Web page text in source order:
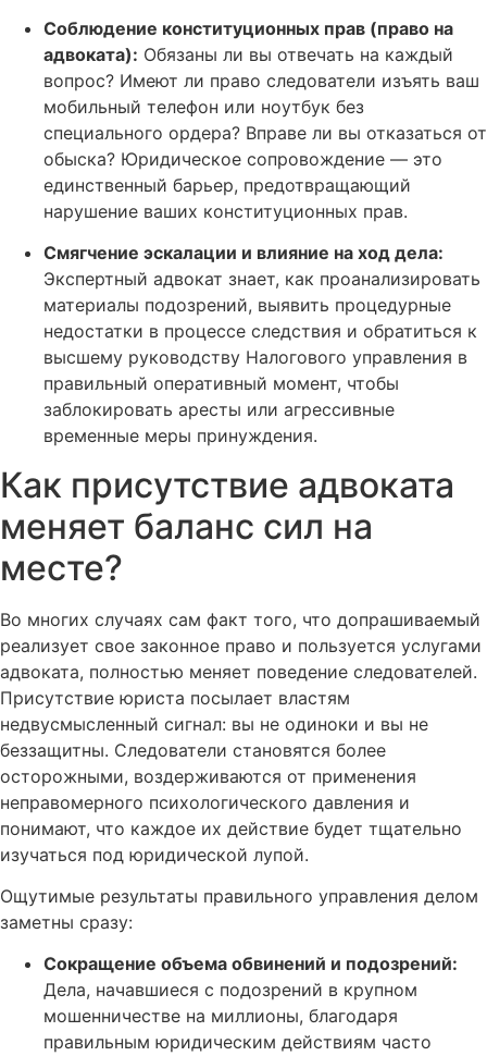
Соблюдение конституционных прав (право на
адвоката): Обязаны ли вы отвечать на каждый
вопрос? Имеют ли право следователи изъять ваш
мобильный телефон или ноутбук без
специального ордера? Вправе ли вы отказаться от
обыска? Юридическое сопровождение — это
единственный барьер, предотвращающий
нарушение ваших конституционных прав.
Смягчение эскалации и влияние на ход дела:
Экспертный адвокат знает, как проанализировать
материалы подозрений, выявить процедурные
недостатки в процессе следствия и обратиться к
высшему руководству Налогового управления в
правильный оперативный момент, чтобы
заблокировать аресты или агрессивные
временные меры принуждения.
Как присутствие адвоката
меняет баланс сил на
месте?
Во многих случаях сам факт того, что допрашиваемый
реализует свое законное право и пользуется услугами
адвоката, полностью меняет поведение следователей.
Присутствие юриста посылает властям
недвусмысленный сигнал: вы не одиноки и вы не
беззащитны. Следователи становятся более
осторожными, воздерживаются от применения
неправомерного психологического давления и
понимают, что каждое их действие будет тщательно
изучаться под юридической лупой.
Ощутимые результаты правильного управления делом
заметны сразу:
Сокращение объема обвинений и подозрений:
Дела, начавшиеся с подозрений в крупном
мошенничестве на миллионы, благодаря
правильным юридическим действиям часто